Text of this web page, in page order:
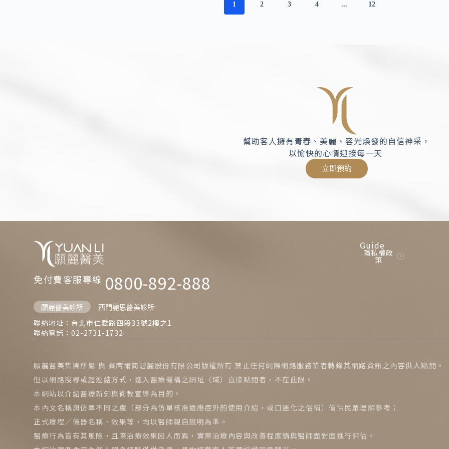
1 2 3 4 ... 12
幫助客人擁有青春、美麗、容光煥發的自信神采，
以愉快的心情迎接每一天
立即預約
免付費客服專線 0800-892-888
願麗醫美診所 西門麗思醫美診所
聯絡地址：台北市仁愛路四段33號2樓之1
聯絡電話：02-2731-1732
Guide
隱私權政
策
願麗醫美集團所屬 與 賽席爾商碧麗股份有限公司版權所有 禁止任何網際網路服務業者轉錄其網路資訊之內容供人點閱。
但以網路搜尋或超連結方式，進入醫療機構之網址（域）直接點閱者，不在此限。
本網站以介紹醫療新知與衛教宣導為目的。
本內文名稱與仿單不同之處（部分為仿單核准適應症外的使用介紹，或口語化之俗稱）僅供民眾理解參考；
正式療程／儀器名稱、效果等，均以醫師親自說明為準。
醫療行為皆有其風險，且際治療效果因人而異，實際治療內容與改善程度請與醫師面對面進行評估。